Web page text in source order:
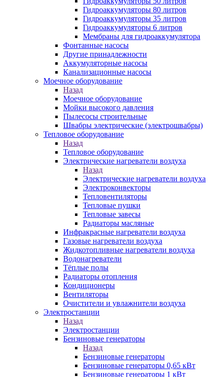
Гидроаккумуляторы 80 литров
Гидроаккумуляторы 35 литров
Гидроаккумуляторы 6 литров
Мембраны для гидроаккумулятора
Фонтанные насосы
Другие принадлежности
Аккумуляторные насосы
Канализационные насосы
Моечное оборудование
Назад
Моечное оборудование
Мойки высокого давления
Пылесосы строительные
Швабры электрические (электрошвабры)
Тепловое оборудование
Назад
Тепловое оборудование
Электрические нагреватели воздуха
Назад
Электрические нагреватели воздуха
Электроконвекторы
Тепловентиляторы
Тепловые пушки
Тепловые завесы
Радиаторы масляные
Инфракрасные нагреватели воздуха
Газовые нагреватели воздуха
Жидкотопливные нагреватели воздуха
Водонагреватели
Тёплые полы
Радиаторы отопления
Кондиционеры
Вентиляторы
Очистители и увлажнители воздуха
Электростанции
Назад
Электростанции
Бензиновые генераторы
Назад
Бензиновые генераторы
Бензиновые генераторы 0,65 кВт
Бензиновые генераторы 1 кВт